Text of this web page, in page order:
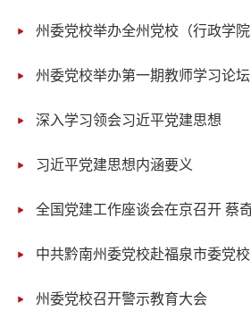
州委党校举办第一期教师学习论坛
深入学习领会习近平党建思想
习近平党建思想内涵要义
州委党校召开警示教育大会